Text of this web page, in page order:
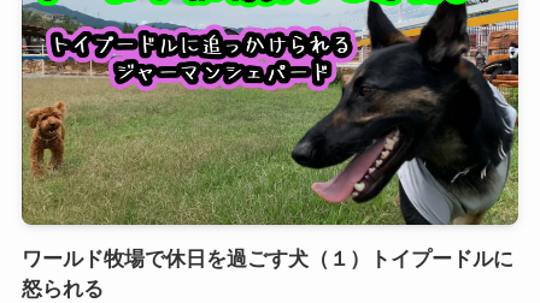
ワールド牧場で休日を過ごす犬（１）トイプードルに
怒られる